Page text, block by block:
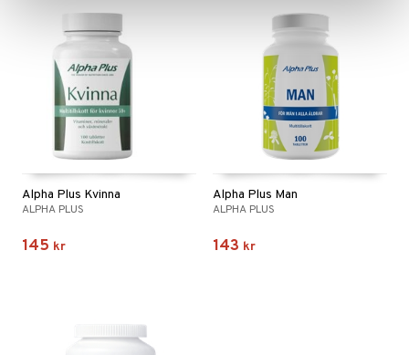
Alpha Plus Kvinna
ALPHA PLUS
145 kr
Alpha Plus Man
ALPHA PLUS
143 kr